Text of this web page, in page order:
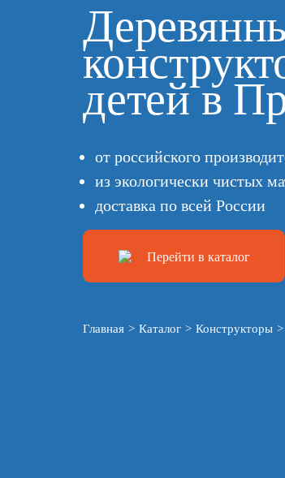
детей в
от российского
из экологически чистых
доставка по всей России
Перейти в каталог
Главная > Каталог > Конструкторы >